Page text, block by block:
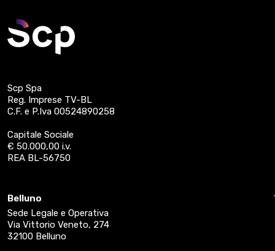
Scp Spa
Reg. Imprese TV-BL
C.F. e P.Iva 00524890258
Capitale Sociale
€ 50.000,00 i.v.
REA BL-56750
Belluno
Sede Legale e Operativa
Via Vittorio Veneto, 274
32100 Belluno